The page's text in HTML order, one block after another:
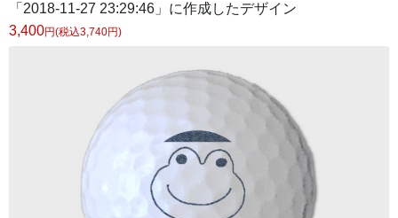
「2018-11-27 23:29:46」に作成したデザイン
3,400円(税込3,740円)